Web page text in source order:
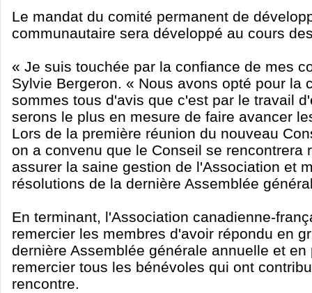
Le mandat du comité permanent de
communautaire sera développé au cours
« Je suis touchée par la confiance de mes
Sylvie Bergeron. « Nous avons opté pour la
sommes tous d'avis que c'est par le travail
serons le plus en mesure de faire avancer
Lors de la première réunion du nouveau
on a convenu que le Conseil se rencontrera
assurer la saine gestion de l'Association et
résolutions de la dernière Assemblée
En terminant, l'Association canadienne-
remercier les membres d'avoir répondu en
dernière Assemblée générale annuelle et
remercier tous les bénévoles qui ont
rencontre.